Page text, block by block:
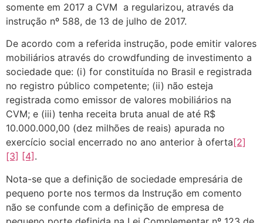
somente em 2017 a CVM a regularizou, através da
instrução nº 588, de 13 de julho de 2017.
De acordo com a referida instrução, pode emitir valores
mobiliários através do crowdfunding de investimento a
sociedade que: (i) for constituída no Brasil e registrada
no registro público competente; (ii) não esteja
registrada como emissor de valores mobiliários na
CVM; e (iii) tenha receita bruta anual de até R$
10.000.000,00 (dez milhões de reais) apurada no
exercício social encerrado no ano anterior à oferta[2]
[3] [4] .
Nota-se que a definição de sociedade empresária de
pequeno porte nos termos da Instrução em comento
não se confunde com a definição de empresa de